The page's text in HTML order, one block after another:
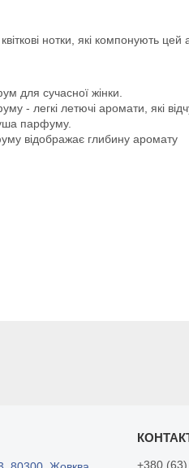
нотки, які компонують
для сучасної жінки.
- легкі летючі аромати, які
парфуму.
відображає глибину аромату
+380